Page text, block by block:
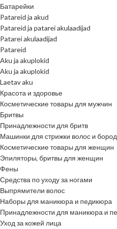
Батарейки
Patareid ja akud
Patareid ja patarei akulaadijad
Patarei akulaadijad
Patareid
Aku ja akuplokid
Aku ja akuplokid
Laetav aku
Красота и здоровье
Косметические товары для мужчин
Бритвы
Принадлежности для бритв
Машинки для стрижки волос и
Косметические товары для женщин
Эпиляторы, бритвы для женщин
Фены
Средства по уходу за ногами
Выпрямители волос
Наборы для маникюра и педикюра
Принадлежности для маникюра и
Уход за кожей лица